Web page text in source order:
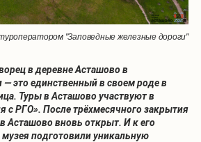
"Заповедные железные дороги"
в деревне Асташово в
— это единственный в своем роде в
Туры в Асташово участвуют в
с РГО». После трёхмесячного закрытия
Асташово вновь открыт. И к его
подготовили уникальную